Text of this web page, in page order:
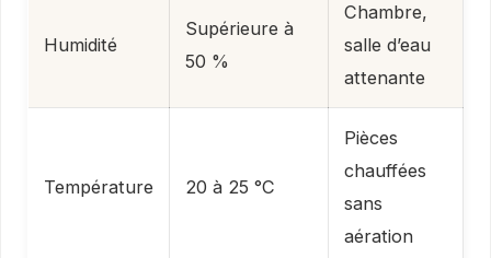
Humidité
Supérieure à
50 %
Chambre,
salle d’eau
attenante
Température 20 à 25 °C
Pièces
chauffées
sans
aération